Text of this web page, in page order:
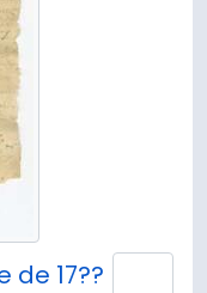
17??